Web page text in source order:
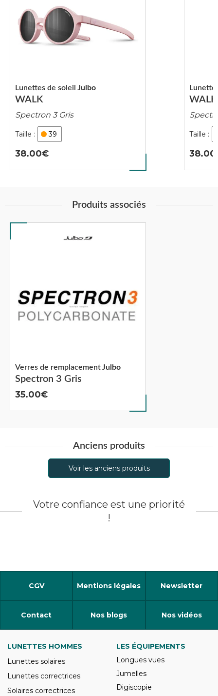
WALK
Lunettes de soleil Julbo
Spectron 3 Gris
39
38.00
WALK
38.00
Produits associés
Spectron 3 Gris
Verres de remplacementJulbo
35.00
Anciens produits
Voir les anciens produits
Votre confiance est une priorité
!
CGV Mentions légales Newsletter
Contact Nos blogs Nos vidéos
LUNETTES HOMMES
Lunettes solaires
Lunettes correctrices
Solaires correctrices
LES ÉQUIPEMENTS
Longues vues
Jumelles
Digiscopie